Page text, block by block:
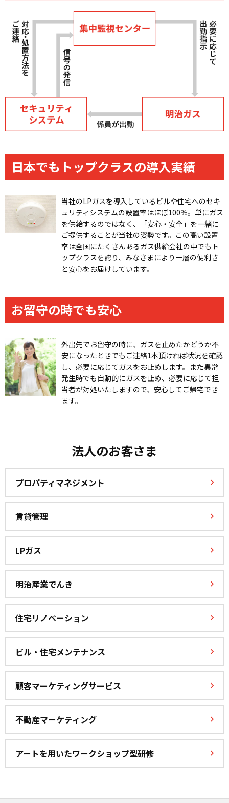
日本でもトップクラスの導入実績
当社のLPガスを導入しているビルや住宅へのセキ
ュリティシステムの設置率はほぼ100％。単にガス
を供給するのではなく、「安心・安全」を一緒に
ご提供することが当社の姿勢です。この高い設置
率は全国にたくさんあるガス供給会社の中でもト
ップクラスを誇り、みなさまにより一層の便利さ
と安心をお届けしています。
お留守の時でも安心
外出先でお留守の時に、ガスを止めたかどうか不
安になったときでもご連絡1本頂ければ状況を確認
し、必要に応じてガスをお止めします。また異常
発生時でも自動的にガスを止め、必要に応じて担
当者が対処いたしますので、安心してご帰宅でき
ます。
法人のお客さま
プロパティマネジメント
賃貸管理
LPガス
明治産業でんき
住宅リノベーション
ビル・住宅メンテナンス
顧客マーケティングサービス
不動産マーケティング
アートを用いたワークショップ型研修